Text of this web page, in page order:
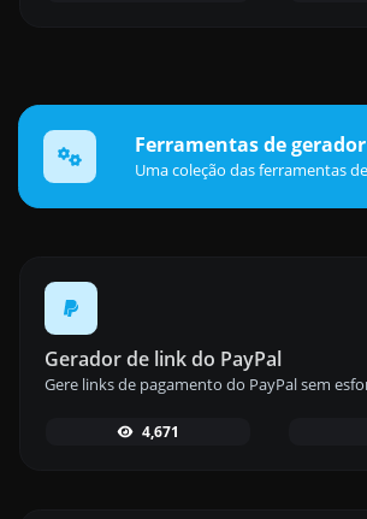
Ferramentas de gerador
Gerador de link do PayPal
4,671